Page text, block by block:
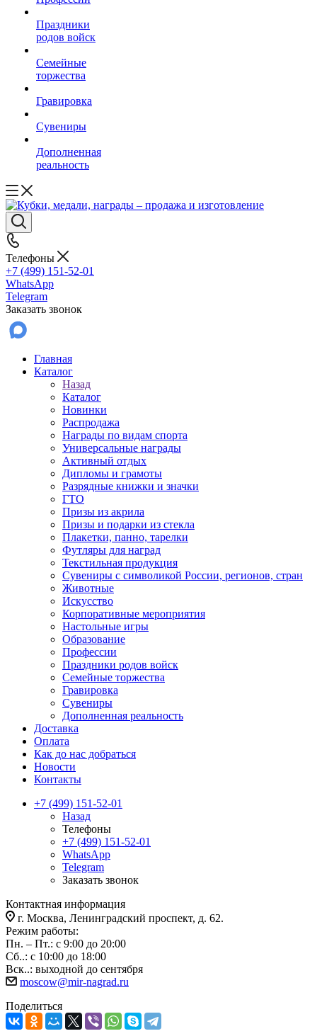
Праздники
родов войск
Семейные
торжества
Гравировка
Сувениры
Дополненная
реальность
Телефоны
+7 (499) 151-52-01
WhatsApp
Telegram
Заказать звонок
Главная
Каталог
Назад
Каталог
Новинки
Распродажа
Награды по видам спорта
Универсальные награды
Активный отдых
Дипломы и грамоты
Разрядные книжки и значки
ГТО
Призы из акрила
Призы и подарки из стекла
Плакетки, панно, тарелки
Футляры для наград
Текстильная продукция
Сувениры с символикой России, регионов, стран
Животные
Искусство
Корпоративные мероприятия
Настольные игры
Образование
Профессии
Праздники родов войск
Семейные торжества
Гравировка
Сувениры
Дополненная реальность
Доставка
Оплата
Как до нас добраться
Новости
Контакты
+7 (499) 151-52-01
Назад
Телефоны
+7 (499) 151-52-01
WhatsApp
Telegram
Заказать звонок
Контактная информация
г. Москва, Ленинградский проспект, д. 62.
Режим работы:
Пн. – Пт.: с 9:00 до 20:00
Сб..: с 10:00 до 18:00
Вск..: выходной до сентября
moscow@mir-nagrad.ru
Поделиться